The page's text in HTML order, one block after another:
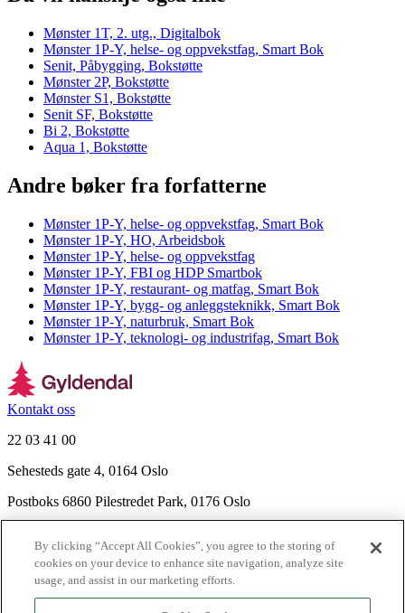
Mønster 1T, 2. utg., Digitalbok
Mønster 1P-Y, helse- og oppvekstfag, Smart Bok
Senit, Påbygging, Bokstøtte
Mønster 2P, Bokstøtte
Mønster S1, Bokstøtte
Senit SF, Bokstøtte
Bi 2, Bokstøtte
Aqua 1, Bokstøtte
Andre bøker fra forfatterne
Mønster 1P-Y, helse- og oppvekstfag, Smart Bok
Mønster 1P-Y, HO, Arbeidsbok
Mønster 1P-Y, helse- og oppvekstfag
Mønster 1P-Y, FBI og HDP Smartbok
Mønster 1P-Y, restaurant- og matfag, Smart Bok
Mønster 1P-Y, bygg- og anleggsteknikk, Smart Bok
Mønster 1P-Y, naturbruk, Smart Bok
Mønster 1P-Y, teknologi- og industrifag, Smart Bok
Kontakt oss
22 03 41 00
Sehesteds gate 4, 0164 Oslo
Postboks 6860 Pilestredet Park, 0176 Oslo
Nyhetsbrev
Ledige stillinger
Send inn manus
By clicking “Accept All Cookies”, you agree to the storing of
cookies on your device to enhance site navigation, analyze site
usage, and assist in our marketing efforts.